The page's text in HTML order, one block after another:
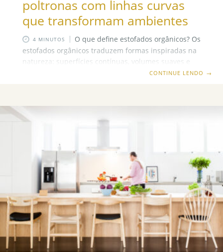
poltronas com linhas curvas
que transformam ambientes
4 MINUTOS
O que define estofados orgânicos? Os
estofados orgânicos traduzem formas inspiradas na
natureza: superfícies contínuas, volumes suaves e
linhas curvas que acolhem o corpo. Além disso, eles
âncora. Portanto, favorecem circulação, conforto e
sofisticação. Elementos-chave dos estofados
discretos ou embutidos para “levitar” o volume. Por
que os sofás curvos estão em alta Ambientes atuais
pedem menos rigidez. Estofados orgânicos
CONTINUE LENDO →